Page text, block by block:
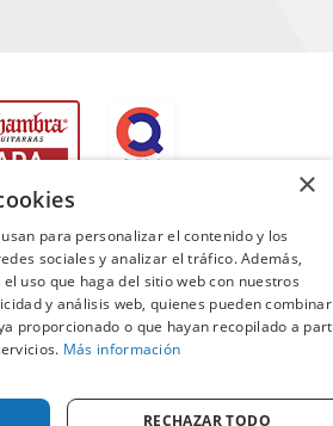
· Todos los derechos reservados
×
para personalizar el contenido y los
sociales y analizar el tráfico. Además,
uso que haga del sitio web con nuestros
y análisis web, quienes pueden
proporcionado o que hayan recopilado a
Más información
RECHAZAR TODO